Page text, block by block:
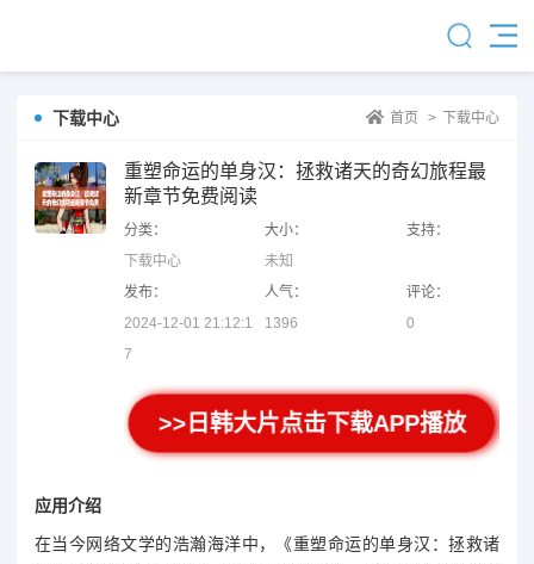
下载中心 首页 > 下载中心
重塑命运的单身汉：拯救诸天的奇幻旅程最
新章节免费阅读
分类：
下载中心
大小：
未知
支持：
发布：
2024-12-01 21:12:1
7
人气：
1396
评论：
0
>>日韩大片点击下载APP播放
应用介绍
在当今网络文学的浩瀚海洋中，《重塑命运的单身汉：拯救诸